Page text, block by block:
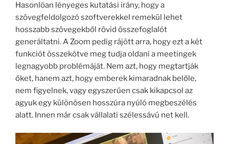
Hasonlóan lényeges kutatási irány, hogy a
szövegfeldolgozó szoftverekkel remekül lehet
hosszabb szövegekből rövid összefoglalót
generáltatni. A Zoom pedig rájött arra, hogy ezt a két
funkciót összekötve meg tudja oldani a meetingek
legnagyobb problémáját. Nem azt, hogy megtartják
őket, hanem azt, hogy emberek kimaradnak belőle,
nem figyelnek, vagy egyszerűen csak kikapcsol az
agyuk egy különösen hosszúra nyúló megbeszélés
alatt. Innen már csak vállalati szélessávú net kell.